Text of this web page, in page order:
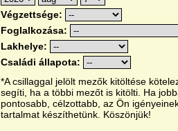
Végzettsége:
Foglalkozása:
Lakhelye:
Családi állapota:
*A csillaggal jelölt mezők kitöltése
segíti, ha a többi mezőt is kitölti. Ha
pontosabb, célzottabb, az Ön
tartalmat készíthetünk. Köszönjük!